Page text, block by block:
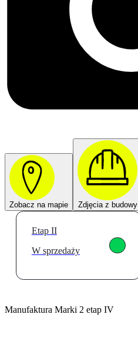
Zobacz na mapie Zdjęcia z budowy
Etap II
W sprzedaży
Manufaktura Marki 2 etap IV